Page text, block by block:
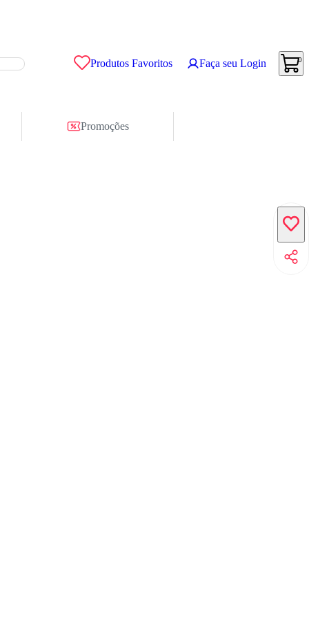
Produtos Favoritos Faça seu Login 0
Promoções